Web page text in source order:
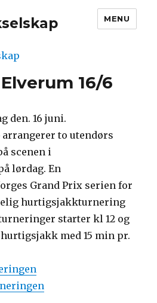
MENU
16/6
den. 16 juni.
to utendørs
scenen i
lørdag. En
Grand Prix serien for
hurtigsjakkturnering
starter kl 12 og
med 15 min pr.